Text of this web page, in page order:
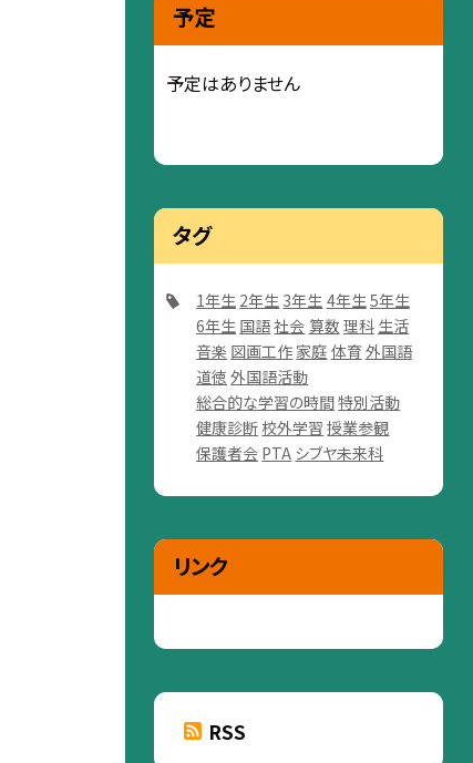
予定
予定はありません
タグ
1年生 2年生 3年生 4年生 5年生
6年生 国語社会 算数 理科 生活
音楽 図画工作 家庭 体育 外国語
道徳 外国語活動
総合的な学習の時間特別活動
健康診断 校外学習 授業参観
保護者会 PTA シブヤ未来科
リンク
RSS